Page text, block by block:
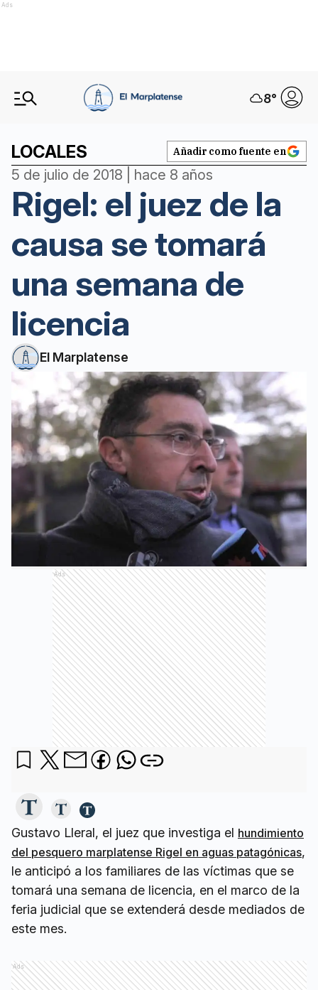
Ads
8°
LOCALES Añadir como fuente en
5 de julio de 2018 | hace 8 años
Rigel: el juez de la
causa se tomará
una semana de
licencia
El Marplatense
Ads
Gustavo Lleral, el juez que investiga el hundimiento
del pesquero marplatense Rigel en aguas patagónicas,
le anticipó a los familiares de las víctimas que se
tomará una semana de licencia, en el marco de la
feria judicial que se extenderá desde mediados de
este mes.
Ads